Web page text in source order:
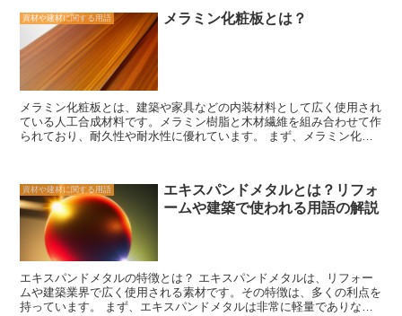
を持っています。これらの特徴から、多くの人々に愛されるカーペッ
トとなっています。是非、お部屋のインテリアに取り入れてみてはい
かがでしょうか。
きな影響を与える可能性があります。耐光堅牢度が低い場合、色あせ
や劣化が進み、見た目や機能性が損なわれることがあります。 耐光
堅牢度は、材料の種類や製造方法、添加剤の使用などによって異なり
ます。一般的に、耐光堅牢度が高い材料は、紫外線吸収剤や光安定剤
などの添加剤を使用しています。これらの添加剤は、紫外線を吸収
し、材料の劣化を防ぐ役割を果たします。 建築やリフォームにおい
ては、耐光堅牢度が高い材料を選ぶことが重要です。特に外壁や屋根
など、長期間にわたって太陽光にさらされる部分は、耐光堅牢度が低
いと劣化が進みやすくなります。また、庭やテラスなどの屋外スペー
スにおいても、耐光堅牢度が高い材料を使用することで、美しい状態
ポイントです。材料や製品を選ぶ際には、耐光堅牢度の情報を確認
し、長期間にわたって美しい状態を保つことができるかどうかを判断
することが大切です。
資材や建材に関する用語 メラミン化粧板とは？
メラミン化粧板とは、建築や家具などの内装材料として広く使用され
ている人工合成材料です。メラミン樹脂と木材繊維を組み合わせて作
られており、耐久性や耐水性に優れています。 まず、メラミン化粧
メラミン化粧板は耐水性も備えており、湿気の多い場所や水がかかる
場所でも劣化しにくいです。 さらに、メラミン化粧板はデザインの
自由度が高いという特徴もあります。様々な色や柄があり、木目調や
石目調などのリアルな表現も可能です。そのため、インテリアのテー
マや雰囲気に合わせて選ぶことができます。また、メラミン化粧板は
塗装やシート貼りなどの加工も比較的容易であり、自分の好みに合わ
せてカスタマイズすることもできます。 さらに、メラミン化粧板は
メンテナンスが簡単であるという利点もあります。表面が滑らかで汚
れが付きにくく、普段のお手入れは水拭きや中性洗剤で十分です。ま
資材や建材に関する用語
エキスパンドメタルとは？リフォ
ームや建築で使われる用語の解説
エキスパンドメタルの特徴とは？ エキスパンドメタルは、リフォー
ムや建築業界で広く使用される素材です。その特徴は、多くの利点を
持っています。 まず、エキスパンドメタルは非常に軽量でありなが